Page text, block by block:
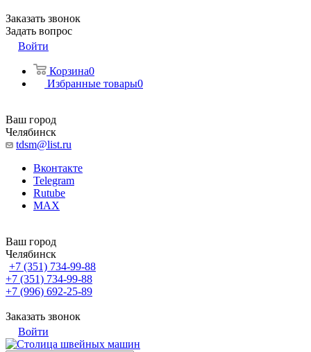
Заказать звонок
Задать вопрос
Войти
Корзина0
Избранные товары0
Ваш город
Челябинск
tdsm@list.ru
Вконтакте
Telegram
Rutube
MAX
Ваш город
Челябинск
+7 (351) 734-99-88
+7 (351) 734-99-88
+7 (996) 692-25-89
Заказать звонок
Войти